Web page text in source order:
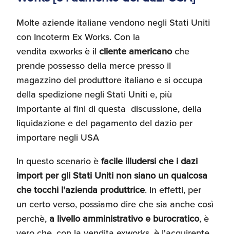
aziende italiane
e Accesso al Mercato
Apertura Ristoranti
negli Stati Uniti
Ricerche di Mercato
e Licenze
Ricerca Personale e
Gestione Risorse
Molte aziende italiane vendono negli Stati Uniti
con Incoterm Ex Works. Con la
vendita exworks è il cliente americanoche
prende possesso della merce presso il
magazzino del produttore italiano e si occupa
della spedizione negli Stati Uniti e, più
importante ai fini di questa discussione, della
liquidazione e del pagamento del dazio per
importare negli USA
In questo scenario èfacile illudersi che i dazi
import per gli Stati Uniti non siano un qualcosa
che tocchi l'azienda produttrice. In effetti, per
un certo verso, possiamo dire che sia anche così
perchè,a livello amministrativo e burocratico, è